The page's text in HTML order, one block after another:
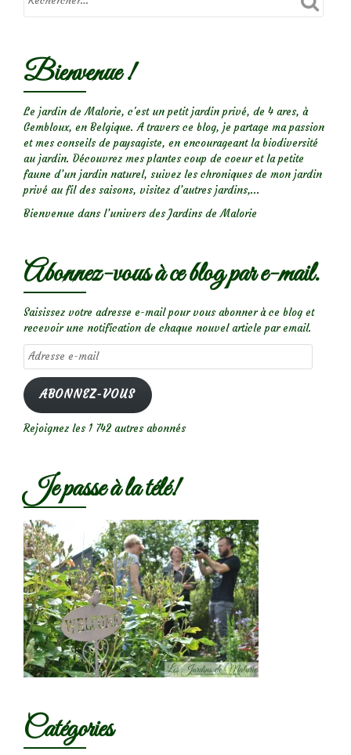
Bienvenue !
Le jardin de Malorie, c'est un petit jardin privé, de 4 ares, à
Gembloux, en Belgique. A travers ce blog, je partage ma passion
et mes conseils de paysagiste, en encourageant la biodiversité
au jardin. Découvrez mes plantes coup de coeur et la petite
faune d’un jardin naturel, suivez les chroniques de mon jardin
privé au fil des saisons, visitez d’autres jardins,...
Bienvenue dans l’univers des Jardins de Malorie
Abonnez-vous à ce blog par e-mail.
Saisissez votre adresse e-mail pour vous abonner à ce blog et
recevoir une notification de chaque nouvel article par email.
Adresse
e-
mail
ABONNEZ-VOUS
Rejoignez les 1 742 autres abonnés
Je passe à la télé!
Catégories